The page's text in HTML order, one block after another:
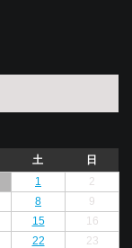
土
日
1
2
8
9
15
16
22
23